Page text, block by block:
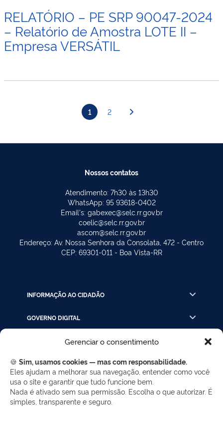
Gerenciar o consentimento
🍪 Sim, usamos cookies — mas com responsabilidade.
Eles ajudam a melhorar sua navegação, entender como você
usa o site e garantir que tudo funcione bem.
Nada é ativado sem sua permissão. Escolha o que autorizar. É
simples, transparente e seguro.
RELATÓRIO – PE SRP 90047-2024
– Relatório de Amostra LOTE II –
Empresa VERSÁTIL
1 2
Nossos contatos
Atendimento: 7h30 às 13h30
WhatsApp: 95 93618-0402
Email's: gabexec@selc.rr.gov.br
coelic@selc.rr.gov.br
ascom@selc.rr.gov.br
Endereço: Av. Nossa Senhora da Consolata, 472 - Centro
CEP: 69301-011 - Boa Vista-RR
INFORMAÇÃO AO CIDADÃO
GOVERNO DIGITAL
INSTRUÇÃO PROCESSUAL
LINKS RÁPIDOS
REDES SOCIAIS